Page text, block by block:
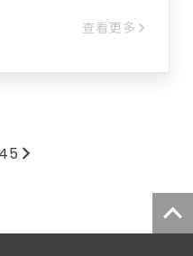
字
查看更多
45